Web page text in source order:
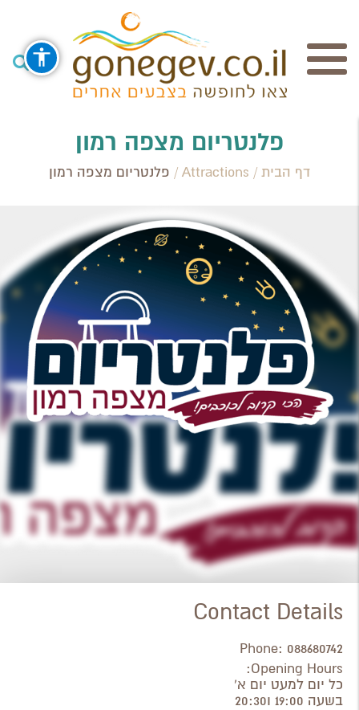
חיפוש
Search Category / Business
Region / Settlement
חפש
פלנטריום מצפה רמון
דף הבית /
Attractions
/ פלנטריום מצפה רמון
Contact Details
Phone: 088680742
Opening Hours:
כל יום למעט יום א'
בשעה 19:00 ו20:30